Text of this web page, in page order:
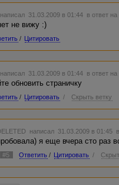
написал 31.03.2009 в 01:44 в ответ на
не вижу :)
/ Цитировать
написал 31.03.2009 в 01:44 в ответ на
обновить страничку
/ Цитировать / Скрыть ветку
написал 31.03.2009 в 01:45
я еще вчера сто раз
#5 Ответить / Цитировать /